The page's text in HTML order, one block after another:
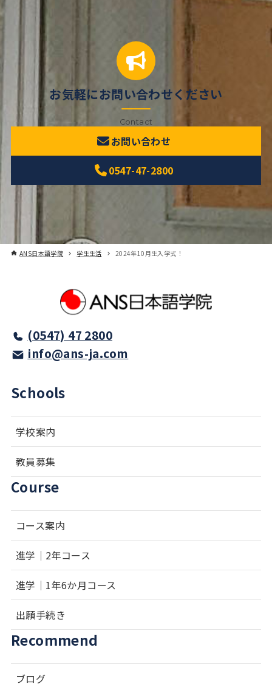
お気軽にお問い合わせください
Contact
お問い合わせ
0547-47-2800
ANS日本語学院 学生生活 2024年10月生入学式！
(0547) 47 2800
info@ans-ja.com
Schools
学校案内
教員募集
Course
コース案内
進学｜2年コース
進学｜1年6か月コース
出願手続き
Recommend
ブログ